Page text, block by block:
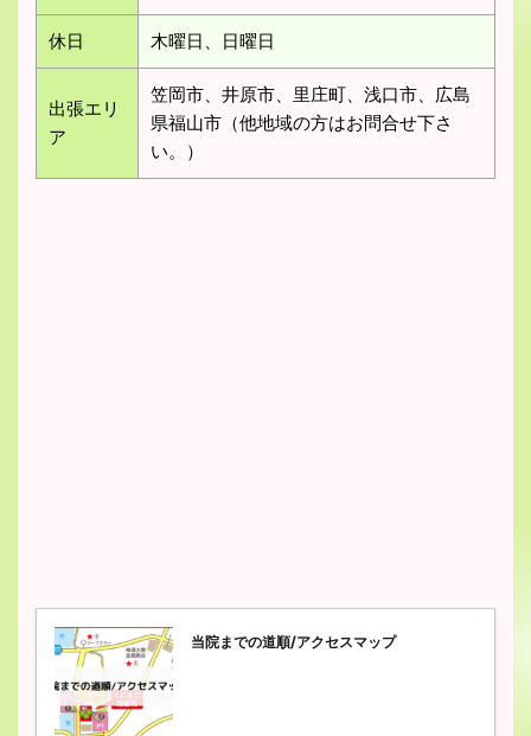
休日 木曜日、日曜日
出張エリ
ア
笠岡市、井原市、里庄町、浅口市、広島
県福山市（他地域の方はお問合せ下さ
い。）
当院までの道順/アクセスマップ